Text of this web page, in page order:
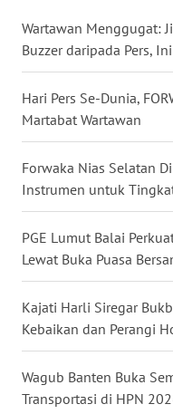
Wartawan Menggugat:
Buzzer daripada Pers,
Hari Pers Se-Dunia,
Martabat Wartawan
Forwaka Nias Selatan
Instrumen untuk
PGE Lumut Balai
Lewat Buka Puasa
Kajati Harli Siregar
Kebaikan dan Perangi
Wagub Banten Buka
Transportasi di HPN
KALBAR
WN
WN
SULSEL
WN